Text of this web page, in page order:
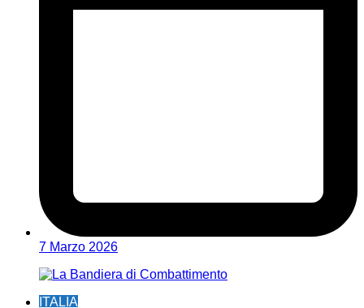
7 Marzo 2026
ITALIA